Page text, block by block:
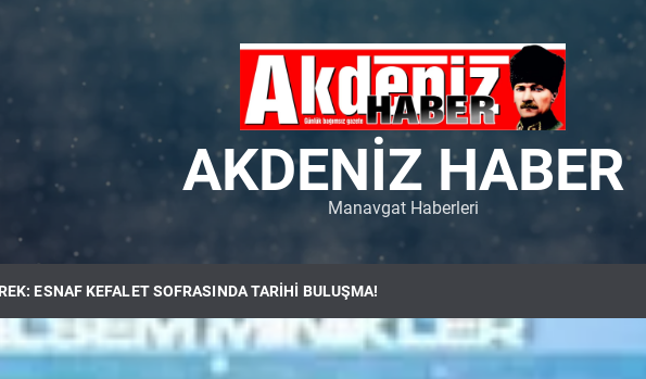
AKDENIZ HABER
Manavgat Haberleri
ESNAF KEFALET SOFRASINDA TARİHİ BULUŞMA!